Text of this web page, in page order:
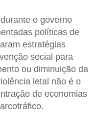
o governo
políticas de
estratégias
social para
ou diminuição da
letal não é o
de economias